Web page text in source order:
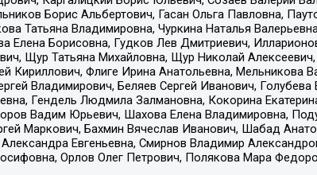
Борис Альбертович, Гасан Ольга Павловна,
Татьяна Владимировна, Чуркина Наталья
Елена Борисовна, Гудков Лев Дмитриевич,
Щур Татьяна Михайловна, Щур Николай
Кириллович, Флиге Ирина Анатольевна, Мельникова
Владимирович, Беляев Сергей Иванович, Голубева
Гендель Людмила Залмановна, Кокорина
Вадим Юрьевич, Шахова Елена Владимировна,
Маркович, Бахмин Вячеслав Иванович, Шабад
Евгеньевна, Смирнов Владимир
Орлов Олег Петрович, Полякова Мара